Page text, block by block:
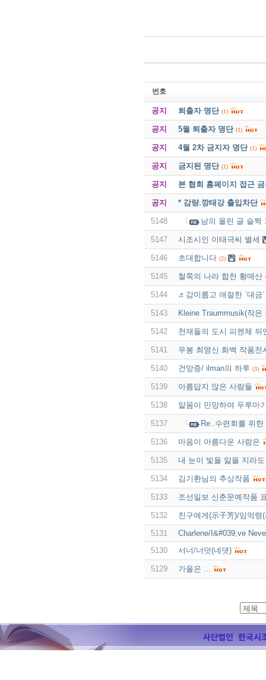
번호
공지 퇴출자 명단 (1)
공지 5월 퇴출자 명단 (1)
공지 4월 2차 금지자 명단 (1)
공지 금지된 명단 (1)
공지 본 협회 홈페이지 접근
공지 * 감량.깡태강 출입차단
5148 남의 올린 글 슬쩍
5147 시조시인 이태극씨 별세
5146 초대합니다 (2)
5145 철쭉의 나라 합천 황매산
5144 ♬감미롭고 애절한 `대
5143 Kleine Traummusik(작은
5142 천재들의 도시 피렌체
5141 우봉 최영신 화백 작품전
5140 건망증/ ilman의 하루 (3)
5139 아름답지 않은 사람들
5138 알몸이 민망하여 두루마
5137 Re..수련회를 위한
5136 마음이 아름다운 사람은
5135 내 눈이 빛을 잃을 지라
5134 김기환님의 추상작품
5133 조선일보 신춘문예작품
5132
친구에게(示子芳)/임억령
5131
Charlene/I&#039;ve
5130
서너/너덧(네댓)
5129 가을은 ...